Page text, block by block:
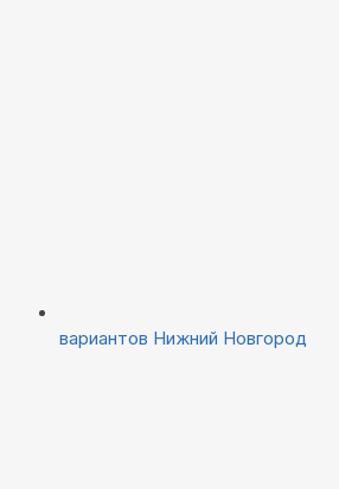
вариантов Нижний Новгород